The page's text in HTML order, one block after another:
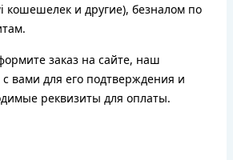
кошешелек и другие), безналом по
заказ на сайте, наш
вами для его подтверждения и
реквизиты для оплаты.